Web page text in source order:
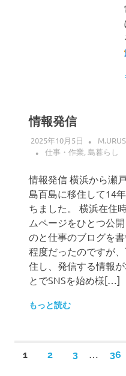
情報発信
2025年10月5日
仕事・作業,島暮らし
情報発信 横浜から瀬
島百島に移住して14
ちました。 横浜在住
ムページをひとつ公
のと仕事のブログを
程度だったのですが
住し、発信する情報が
とでSNSを始め様[…]
もっと読む
投
1 2 3 36